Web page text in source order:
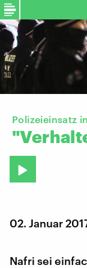
Polizeieinsatz
02. Januar
Nafri sei